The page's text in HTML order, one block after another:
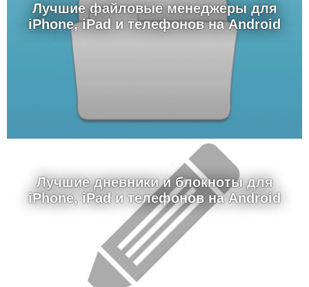
Лучшие файловые менеджеры для
iPhone, iPad и телефонов на Android
Лучшие дневники и блокноты для
iPhone, iPad и телефонов на Android